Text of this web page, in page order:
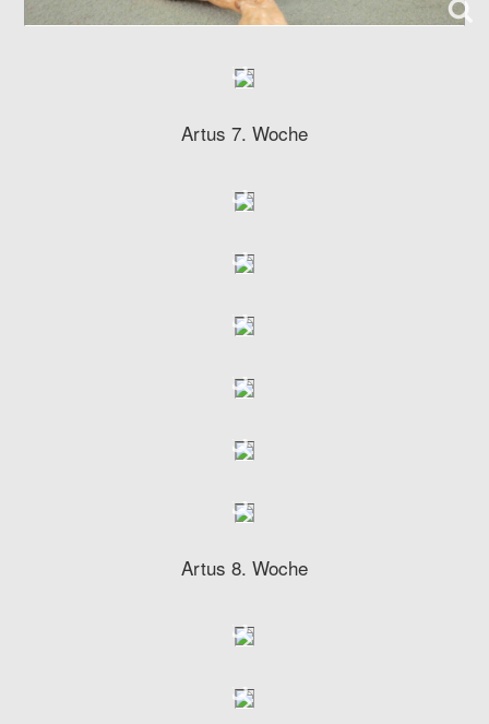
Artus 7. Woche
Artus 8. Woche